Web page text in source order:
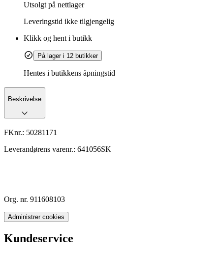
Utsolgt på nettlager
Leveringstid ikke tilgjengelig
Klikk og hent i butikk
På lager i 12 butikker
Hentes i butikkens åpningstid
Beskrivelse
FKnr.: 50281171
Leverandørens varenr.: 641056SK
Org. nr. 911608103
Administrer cookies
Kundeservice